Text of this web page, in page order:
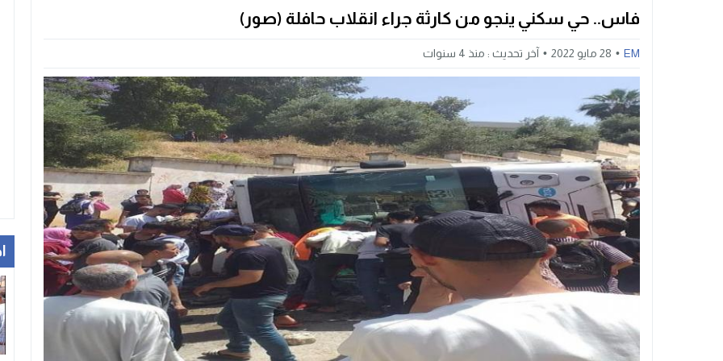
فاس.. حي سكني ينجو من كارثة جراء انقلاب حافلة (صور)
EM 28 مايو 2022 آخر تحديث : منذ 4 سنوات